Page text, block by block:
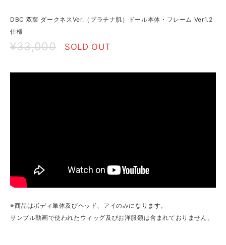
DBC 双葉 ダークネスVer.（プラチナ肌）ドール本体・フレーム Ver1.2
仕様
¥33,000 SOLD OUT
※商品はボディ単体及びヘッド、アイのみになります。
サンプル動画で使われたウィッグ及びお洋服類は含まれておりません。